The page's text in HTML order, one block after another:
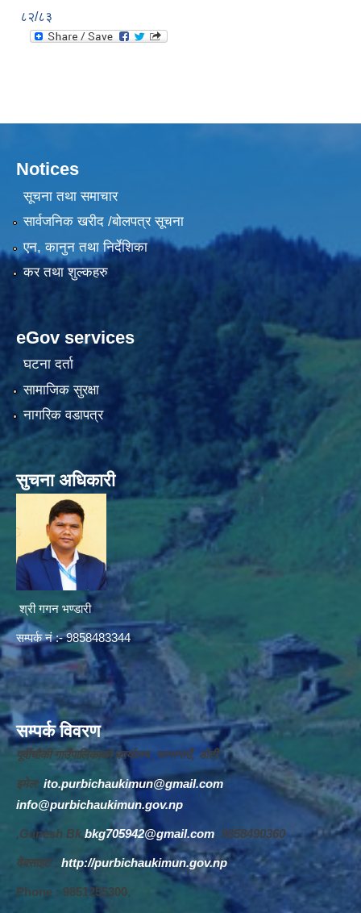
८२/८३
Notices
सूचना तथा समाचार
सार्वजनिक खरीद /बोलपत्र सूचना
एन, कानुन तथा निर्देशिका
कर तथा शुल्कहरु
eGov services
घटना दर्ता
सामाजिक सुरक्षा
नागरिक वडापत्र
सुचना अधिकारी
श्री गगन भण्डारी
सम्पर्क नं :- 9858483344
सम्पर्क विवरण
पूर्वीचौकी गाउँपालिकाको कार्यालय ,सानागाउँ, डोटी
इमेल: ito.purbichaukimun@gmail.com,
info@purbichaukimun.gov.np
,Ganesh Bk,bkg705942@gmail.com, 9858490360
वेबसाइट : http://purbichaukimun.gov.np
Phone : 9851255300,